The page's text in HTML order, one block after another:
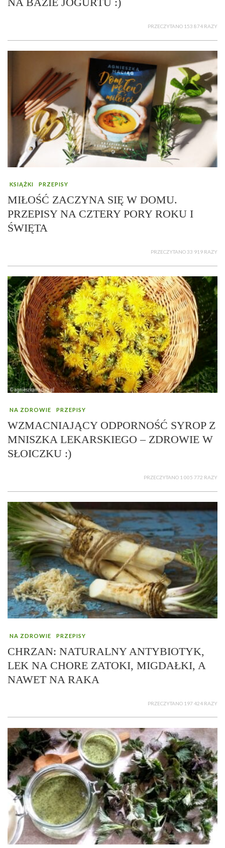
PRZECZYTANO 153 874 RAZY
KSIĄŻKI PRZEPISY
MIŁOŚĆ ZACZYNA SIĘ W DOMU.
PRZEPISY NA CZTERY PORY ROKU I
ŚWIĘTA
PRZECZYTANO 33 919 RAZY
NA ZDROWIE PRZEPISY
WZMACNIAJĄCY ODPORNOŚĆ SYROP Z
MNISZKA LEKARSKIEGO – ZDROWIE W
SŁOICZKU :)
PRZECZYTANO 1 005 772 RAZY
NA ZDROWIE PRZEPISY
CHRZAN: NATURALNY ANTYBIOTYK,
LEK NA CHORE ZATOKI, MIGDAŁKI, A
NAWET NA RAKA
PRZECZYTANO 197 424 RAZY